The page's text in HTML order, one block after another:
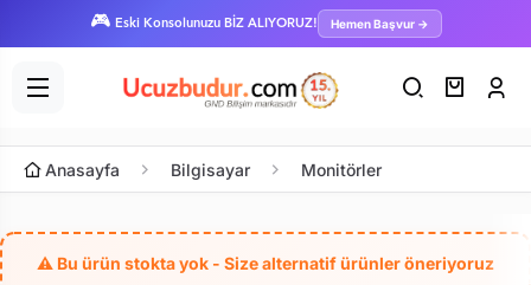
🎮 Eski Konsolunuzu BİZ ALIYORUZ! Hemen Başvur →
Anasayfa Bilgisayar Monitörler